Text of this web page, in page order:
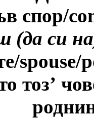
спор/
(да си
spouse/
тоз’